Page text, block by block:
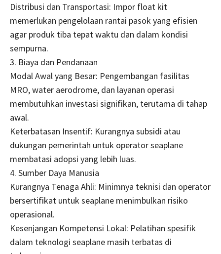
Distribusi dan Transportasi: Impor float kit
memerlukan pengelolaan rantai pasok yang efisien
agar produk tiba tepat waktu dan dalam kondisi
sempurna.
3. Biaya dan Pendanaan
Modal Awal yang Besar: Pengembangan fasilitas
MRO, water aerodrome, dan layanan operasi
membutuhkan investasi signifikan, terutama di tahap
awal.
Keterbatasan Insentif: Kurangnya subsidi atau
dukungan pemerintah untuk operator seaplane
membatasi adopsi yang lebih luas.
4. Sumber Daya Manusia
Kurangnya Tenaga Ahli: Minimnya teknisi dan operator
bersertifikat untuk seaplane menimbulkan risiko
operasional.
Kesenjangan Kompetensi Lokal: Pelatihan spesifik
dalam teknologi seaplane masih terbatas di